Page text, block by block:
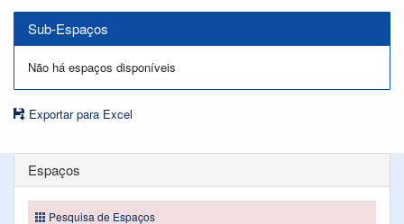
Sub-Espaços
Não há espaços disponíveis
Exportar para Excel
Espaços
Pesquisa de Espaços